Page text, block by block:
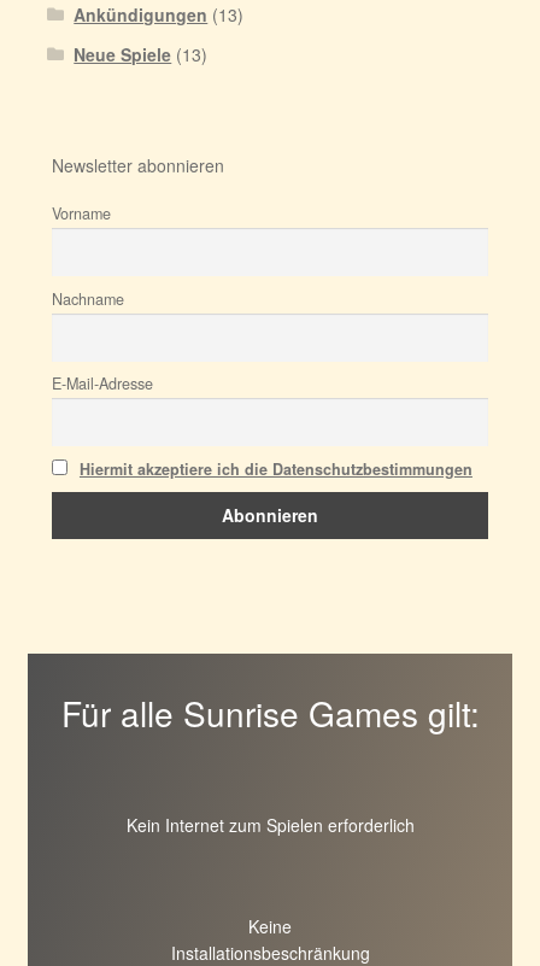
Ankündigungen (13)
Neue Spiele (13)
Newsletter abonnieren
Vorname
Nachname
E-Mail-Adresse
Hiermit akzeptiere ich die Datenschutzbestimmungen
Für alle Sunrise Games gilt:
Kein Internet zum Spielen erforderlich
Keine
Installationsbeschränkung